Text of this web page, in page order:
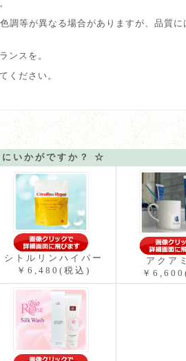
調等が異なる場合がありますが、品質に
ンスを。
ください。
いかがですか？ ☆
シトルリンハイパー
￥6,480 (税込)
アクア
￥6,600